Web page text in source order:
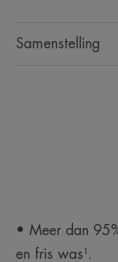
Samenstelling
• Meer dan
en fris was¹.